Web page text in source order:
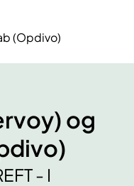
(Opdivo)
og
- I